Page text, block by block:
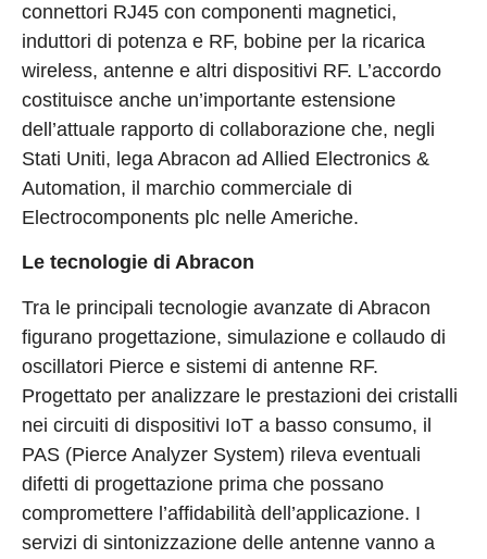
connettori RJ45 con componenti magnetici,
induttori di potenza e RF, bobine per la ricarica
wireless, antenne e altri dispositivi RF. L’accordo
costituisce anche un’importante estensione
dell’attuale rapporto di collaborazione che, negli
Stati Uniti, lega Abracon ad Allied Electronics &
Automation, il marchio commerciale di
Electrocomponents plc nelle Americhe.
Le tecnologie di Abracon
Tra le principali tecnologie avanzate di Abracon
figurano progettazione, simulazione e collaudo di
oscillatori Pierce e sistemi di antenne RF.
Progettato per analizzare le prestazioni dei cristalli
nei circuiti di dispositivi IoT a basso consumo, il
PAS (Pierce Analyzer System) rileva eventuali
difetti di progettazione prima che possano
compromettere l’affidabilità dell’applicazione. I
servizi di sintonizzazione delle antenne vanno a